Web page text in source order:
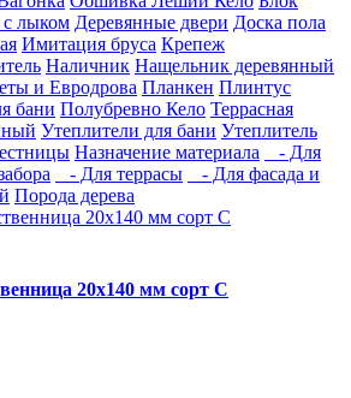
лыком Деревянные двери Доска пола
Имитация бруса Крепеж
Наличник Нащельник деревянный
и Евродрова Планкен Плинтус
бани Полубревно Кело Террасная
Утеплители для бани Утеплитель
Назначение материала
- Для
- Для террасы
- Для фасада и
Порода дерева
20х140 мм сорт С